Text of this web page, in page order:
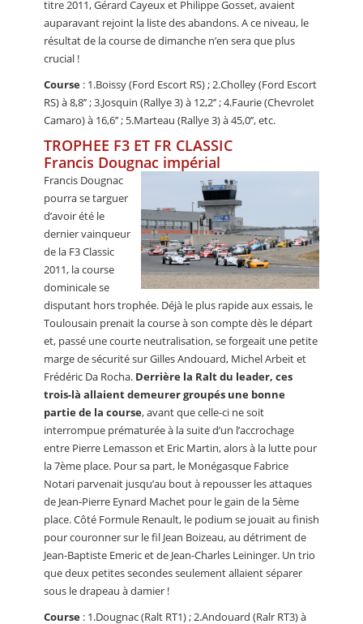
titre 2011, Gérard Cayeux et Philippe Gosset, avaient
auparavant rejoint la liste des abandons. A ce niveau, le
résultat de la course de dimanche n’en sera que plus
crucial !
Course : 1.Boissy (Ford Escort RS) ; 2.Cholley (Ford Escort
RS) à 8,8’’ ; 3.Josquin (Rallye 3) à 12,2’’ ; 4.Faurie (Chevrolet
Camaro) à 16,6’’ ; 5.Marteau (Rallye 3) à 45,0’’, etc.
TROPHEE F3 ET FR CLASSIC
Francis Dougnac impérial
Francis Dougnac
pourra se targuer
d’avoir été le
dernier vainqueur
de la F3 Classic
2011, la course
dominicale se
disputant hors trophée. Déjà le plus rapide aux essais, le
Toulousain prenait la course à son compte dès le départ
et, passé une courte neutralisation, se forgeait une petite
marge de sécurité sur Gilles Andouard, Michel Arbeit et
Frédéric Da Rocha. Derrière la Ralt du leader, ces
trois-là allaient demeurer groupés une bonne
partie de la course, avant que celle-ci ne soit
interrompue prématurée à la suite d’un l’accrochage
entre Pierre Lemasson et Eric Martin, alors à la lutte pour
la 7ème place. Pour sa part, le Monégasque Fabrice
Notari parvenait jusqu’au bout à repousser les attaques
de Jean-Pierre Eynard Machet pour le gain de la 5ème
place. Côté Formule Renault, le podium se jouait au finish
pour couronner sur le fil Jean Boizeau, au détriment de
Jean-Baptiste Emeric et de Jean-Charles Leininger. Un trio
que deux petites secondes seulement allaient séparer
sous le drapeau à damier !
Course : 1.Dougnac (Ralt RT1) ; 2.Andouard (Ralr RT3) à